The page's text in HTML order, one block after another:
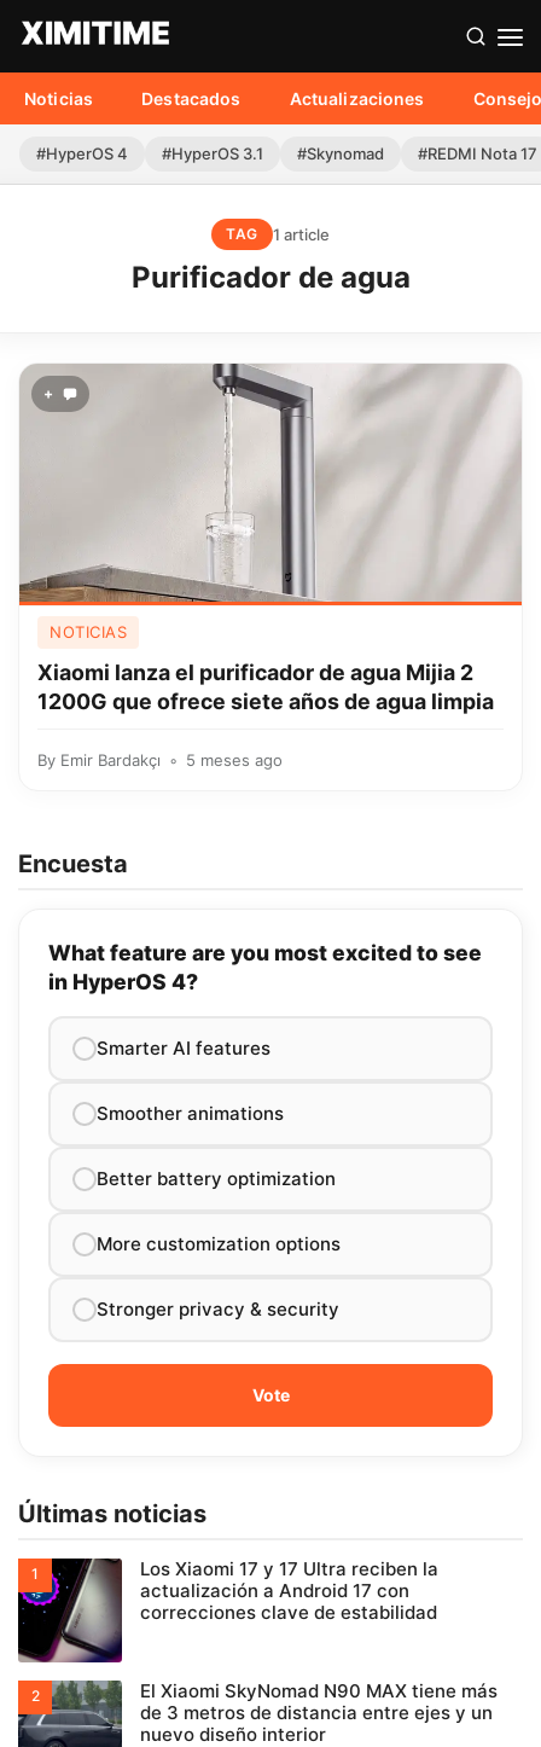
Noticias Destacados Actualizaciones
#HyperOS 4 #HyperOS 3.1 #Skynomad #REDMI Nota 17
TAG 1 article
Purificador de agua
+
NOTICIAS
Xiaomi lanza el purificador de agua Mijia 2
1200G que ofrece siete años de agua limpia
By Emir Bardakçı 5 meses ago
Encuesta
What feature are you most excited to see
in HyperOS 4?
Smarter AI features
Smoother animations
Better battery optimization
More customization options
Stronger privacy & security
Últimas noticias
Los Xiaomi 17 y 17 Ultra reciben la
actualización a Android 17 con
correcciones clave de estabilidad
El Xiaomi SkyNomad N90 MAX tiene más
de 3 metros de distancia entre ejes y un
nuevo diseño interior